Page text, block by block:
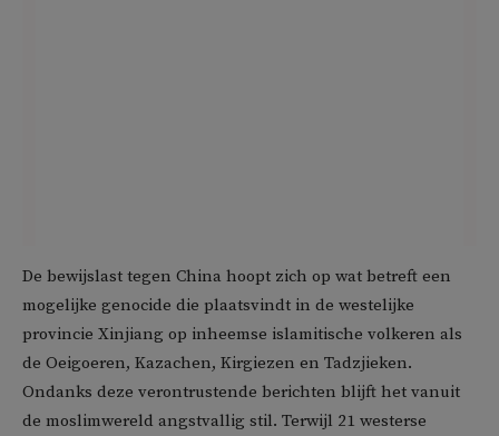
De bewijslast tegen China hoopt zich op wat betreft een
mogelijke genocide die plaatsvindt in de westelijke
provincie Xinjiang op inheemse islamitische volkeren als
de Oeigoeren, Kazachen, Kirgiezen en Tadzjieken.
Ondanks deze verontrustende berichten blijft het vanuit
de moslimwereld angstvallig stil. Terwijl 21 westerse